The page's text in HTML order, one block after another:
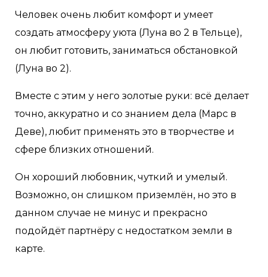
Человек очень любит комфорт и умеет
создать атмосферу уюта (Луна во 2 в Тельце),
он любит готовить, заниматься обстановкой
(Луна во 2).
Вместе с этим у него золотые руки: всё делает
точно, аккуратно и со знанием дела (Марс в
Деве), любит применять это в творчестве и
сфере близких отношений.
Он хороший любовник, чуткий и умелый.
Возможно, он слишком приземлён, но это в
данном случае не минус и прекрасно
подойдёт партнёру с недостатком земли в
карте.